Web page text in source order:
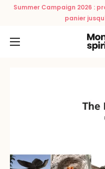
PasserSummer Campaign 2026 :
panier
Spirit